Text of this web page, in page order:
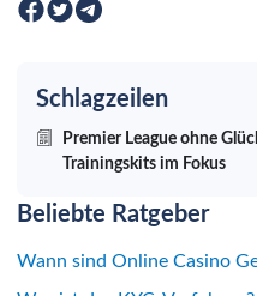
Schlagzeilen
Premier League ohne
Trainingskits im Fokus
Beliebte Ratgeber
Wann sind Online Casino